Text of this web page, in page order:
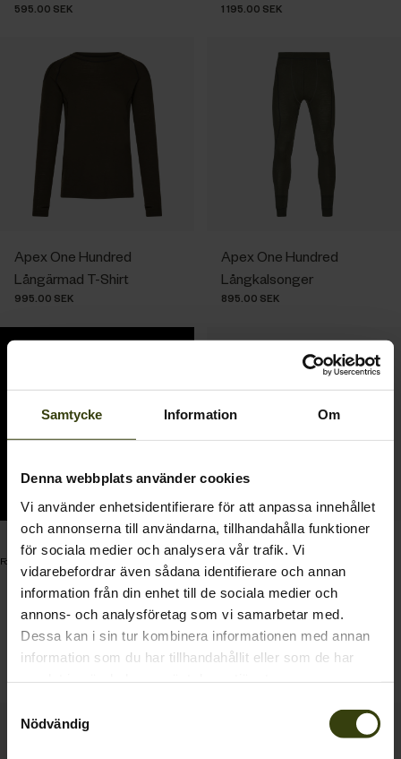
Samtycke Information Om
Denna webbplats använder cookies
Vi använder enhetsidentifierare för att anpassa innehållet
och annonserna till användarna, tillhandahålla funktioner
för sociala medier och analysera vår trafik. Vi
vidarebefordrar även sådana identifierare och annan
information från din enhet till de sociala medier och
annons- och analysföretag som vi samarbetar med.
Dessa kan i sin tur kombinera informationen med annan
information som du har tillhandahållit eller som de har
Nödvändig
595.00 SEK 1 195.00 SEK
Apex One Hundred
Långärmad T-Shirt
995.00 SEK
Apex One Hundred
Långkalsonger
895.00 SEK
Inlägg
publicerat
av
seeland_official
För 3 år sedan
Crest Lea Underställ
895.00 SEK